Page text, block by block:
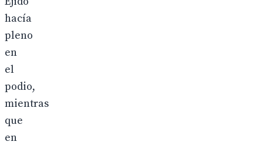
hacía
pleno
en
el
podio,
mientras
que
en